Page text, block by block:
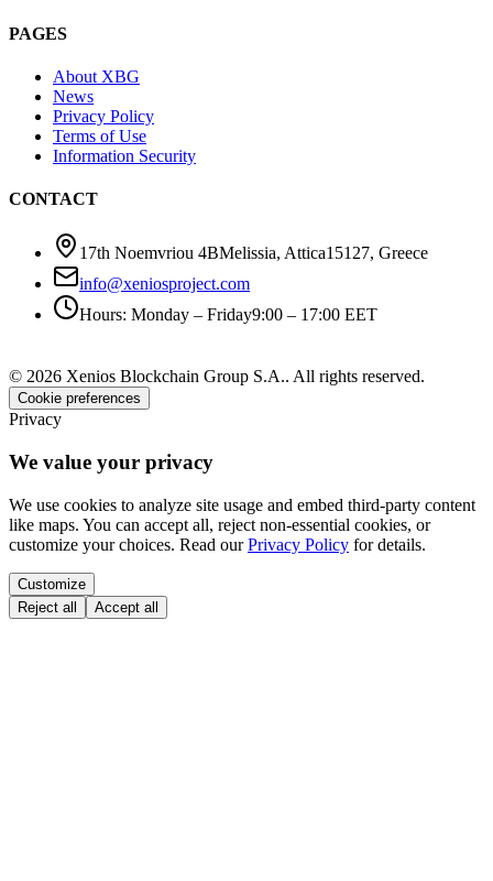
PAGES
About XBG
News
Privacy Policy
Terms of Use
Information Security
CONTACT
17th Noemvriou 4BMelissia, Attica15127, Greece
info@xeniosproject.com
Hours: Monday – Friday9:00 – 17:00 EET
© 2026 Xenios Blockchain Group S.A.. All rights reserved.
Cookie preferences
Privacy
We value your privacy
We use cookies to analyze site usage and embed third-party content
like maps. You can accept all, reject non-essential cookies, or
customize your choices. Read ourPrivacy Policy for details.
Customize
Reject all
Accept all